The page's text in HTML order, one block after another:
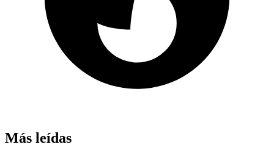
Más leídas